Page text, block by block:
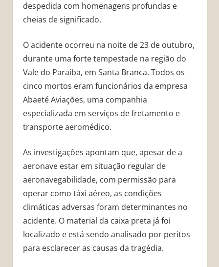
despedida com homenagens profundas e
cheias de significado.
O acidente ocorreu na noite de 23 de outubro,
durante uma forte tempestade na região do
Vale do Paraíba, em Santa Branca. Todos os
cinco mortos eram funcionários da empresa
Abaeté Aviações, uma companhia
especializada em serviços de fretamento e
transporte aeromédico.
As investigações apontam que, apesar de a
aeronave estar em situação regular de
aeronavegabilidade, com permissão para
operar como táxi aéreo, as condições
climáticas adversas foram determinantes no
acidente. O material da caixa preta já foi
localizado e está sendo analisado por peritos
para esclarecer as causas da tragédia.